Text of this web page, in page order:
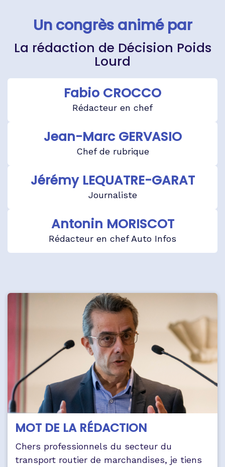
Un congrès animé par
La rédaction de Décision Poids
Lourd
Fabio CROCCO
Rédacteur en chef
Jean-Marc GERVASIO
Chef de rubrique
Jérémy LEQUATRE-GARAT
Journaliste
Antonin MORISCOT
Rédacteur en chef Auto Infos
MOT DE LA RÉDACTION
Chers professionnels du secteur du
transport routier de marchandises, je tiens